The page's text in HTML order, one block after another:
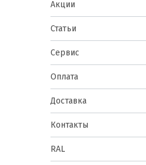
По покрытию
защита от
или ПВДФ:
кислотным
наружного
Акции
Статьи
Сервис
Оплата
Доставка
Контакты
RAL